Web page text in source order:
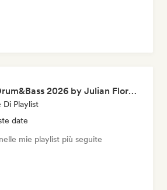
Vocal Drum&Bass 2026 by Julian Florent
Di Playlist
date
mie playlist più seguite